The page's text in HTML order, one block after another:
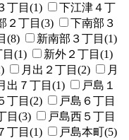
丁目(1)
下江津４丁
２丁目(3)
下南部３
(8)
新南部３丁目(1)
(1)
新外２丁目(1)
月出２丁目(2)
月
出７丁目(1)
戸島１
丁目(2)
戸島６丁目
目(3)
戸島西５丁目
丁目(1)
戸島本町(5)